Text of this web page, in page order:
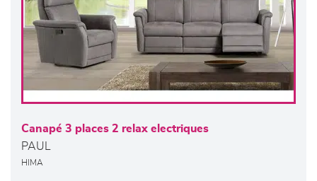
Canapé 3 places 2 relax electriques
PAUL
HIMA